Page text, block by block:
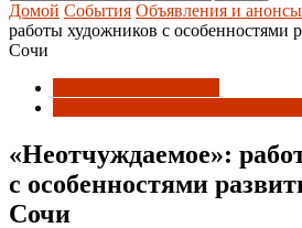
Домой События Объявления и анонсы
работы художников с особенностями
Сочи
«Неотчуждаемое»:
с особенностями
Сочи